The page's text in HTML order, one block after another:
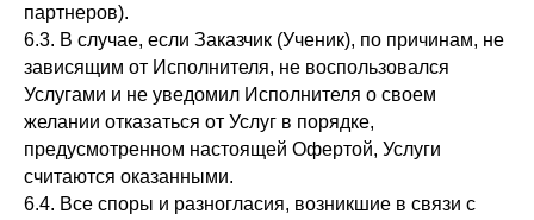
партнеров).
6.3. В случае, если Заказчик (Ученик), по причинам, не
зависящим от Исполнителя, не воспользовался
Услугами и не уведомил Исполнителя о своем
желании отказаться от Услуг в порядке,
предусмотренном настоящей Офертой, Услуги
считаются оказанными.
6.4. Все споры и разногласия, возникшие в связи с